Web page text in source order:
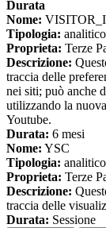
Durata
Nome:
Tipologia: analitico
Proprieta: Terze
Descrizione:
traccia delle
nei siti; può anche
utilizzando la
Youtube.
Durata: 6 mesi
Nome: YSC
Tipologia: analitico
Proprieta: Terze
Descrizione:
traccia delle
Durata: Sessione